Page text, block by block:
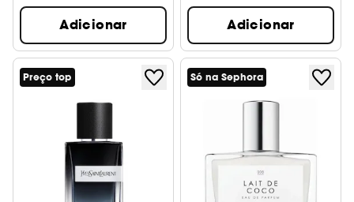
Adicionar Adicionar
Preço top Só na Sephora